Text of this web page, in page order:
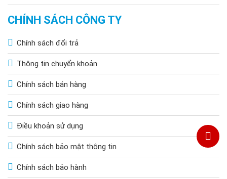
Chiếu sáng đường nội bộ, khu dân cư
Đây là ứng dụng phổ biến nhất.
Chiều cao lắp: 5–6m
Khoảng cách đèn: 20–25m
Chiếu sáng sân vườn, biệt thự
Nếu bạn đang muốn chiếu sáng sân rộng, đèn 1000W cho ánh
Chiều cao lắp: 3–4m
CHÍNH SÁCH CÔNG TY
Chính sách đổi trả
Thông tin chuyển khoản
Chính sách bán hàng
Chính sách giao hàng
Điều khoản sử dụng
Chính sách bảo mật thông tin
Chính sách bảo hành